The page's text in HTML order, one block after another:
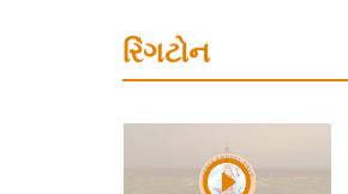
રિંગટોન